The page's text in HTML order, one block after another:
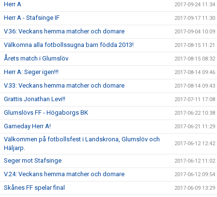
Herr A 2017-09-24 11:34
Herr A - Stafsinge IF 2017-09-17 11:30
V.36: Veckans hemma matcher och domare 2017-09-04 10:09
Välkomna alla fotbollssugna barn födda 2013! 2017-08-15 11:21
Årets match i Glumslöv 2017-08-15 08:32
Herr A: Seger igen!!! 2017-08-14 09:46
V.33: Veckans hemma matcher och domare 2017-08-14 09:43
Grattis Jonathan Levi!! 2017-07-11 17:08
Glumslövs FF - Högaborgs BK 2017-06-22 10:38
Gameday Herr A! 2017-06-21 11:29
Välkommen på fotbollsfest i Landskrona, Glumslöv och
Häljarp.
2017-06-12 12:42
Seger mot Stafsinge 2017-06-12 11:02
V.24: Veckans hemma matcher och domare 2017-06-12 09:54
Skånes FF spelar final 2017-06-09 13:29